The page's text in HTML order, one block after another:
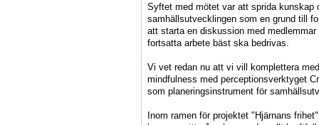
Syftet med mötet var att sprida kunskap
samhällsutvecklingen som en grund till
att starta en diskussion med
fortsatta arbete bäst ska bedrivas.
Vi vet redan nu att vi vill komplettera
mindfulness med perceptionsverktyget
som planeringsinstrument för
Inom ramen för projektet "Hjärnans